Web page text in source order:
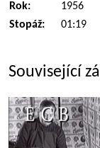
Rok:
1956
Stopáž:
01:19
Související